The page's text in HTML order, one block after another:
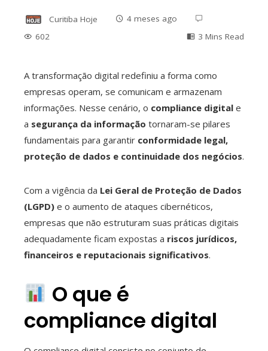
Curitiba Hoje
4 meses ago
602
3 Mins Read
A transformação digital redefiniu a forma como
empresas operam, se comunicam e armazenam
informações. Nesse cenário, o compliance digital e
a segurança da informação tornaram-se pilares
fundamentais para garantir conformidade legal,
proteção de dados e continuidade dos negócios.
Com a vigência da Lei Geral de Proteção de Dados
(LGPD) e o aumento de ataques cibernéticos,
empresas que não estruturam suas práticas digitais
adequadamente ficam expostas a riscos jurídicos,
financeiros e reputacionais significativos.
O que é
compliance digital